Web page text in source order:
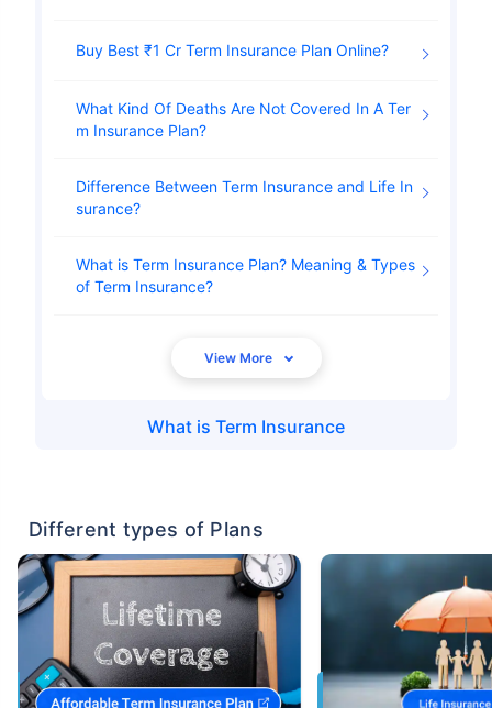
What is Term Insurance
Buy Best ₹1 Cr Term Insurance Plan Online
What Kind Of Deaths Are Not Covered In A Ter
m Insurance Plan
Difference Between Term Insurance and Life In
surance
What is Term Insurance Plan? Meaning & Types
of Term Insurance
Different types of Plans